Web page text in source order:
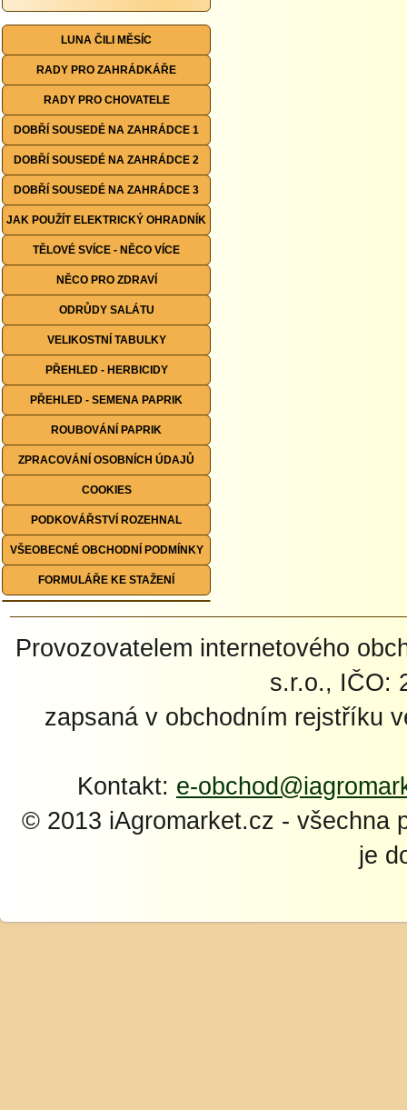
LUNA ČILI MĚSÍC
RADY PRO ZAHRÁDKÁŘE
RADY PRO CHOVATELE
DOBŘÍ SOUSEDÉ NA ZAHRÁDCE 1
DOBŘÍ SOUSEDÉ NA ZAHRÁDCE 2
DOBŘÍ SOUSEDÉ NA ZAHRÁDCE 3
JAK POUŽÍT ELEKTRICKÝ OHRADNÍK
TĚLOVÉ SVÍCE - NĚCO VÍCE
NĚCO PRO ZDRAVÍ
ODRŮDY SALÁTU
VELIKOSTNÍ TABULKY
PŘEHLED - HERBICIDY
PŘEHLED - SEMENA PAPRIK
ROUBOVÁNÍ PAPRIK
ZPRACOVÁNÍ OSOBNÍCH ÚDAJŮ
COOKIES
PODKOVÁŘSTVÍ ROZEHNAL
VŠEOBECNÉ OBCHODNÍ PODMÍNKY
FORMULÁŘE KE STAŽENÍ
Provozovatelem internetového
s.r.o., IČO:
zapsaná v obchodním rejstříku
Kontakt: e-
© 2013 iAgromarket.cz - všechna
je